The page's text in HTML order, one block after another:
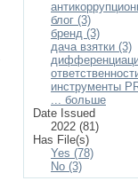
блог (3)
бренд (3)
дача взятки (3)
инструменты
... больше
Date Issued
2022 (81)
Has File(s)
Yes (78)
No (3)